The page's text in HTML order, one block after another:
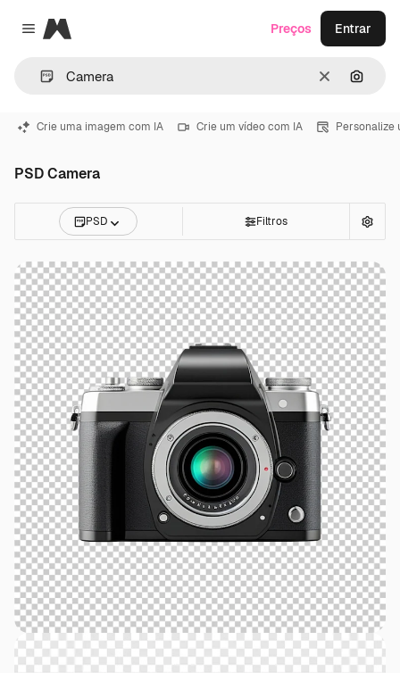
Close menu
Magnific
Limpar
Preços Entrar
Crie uma imagem com IA Crie um vídeo com IA Personalize
PSD Camera
PSD Filtros